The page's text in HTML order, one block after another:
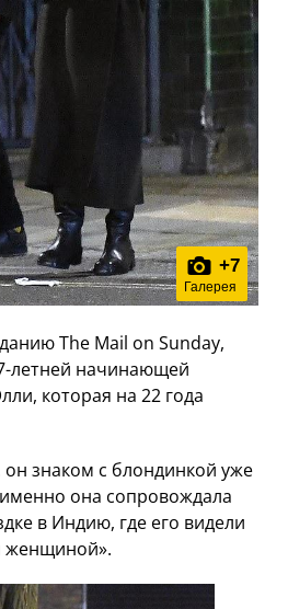
+7
Галерея
The Mail on Sunday,
летней начинающей
которая на 22 года
знаком с блондинкой уже
она сопровождала
в Индию, где его видели
женщиной».